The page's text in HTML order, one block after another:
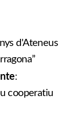
d'Ateneus
:
cooperatiu